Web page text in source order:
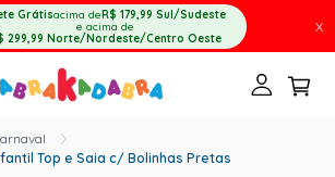
Grátisacima deR$ 179,99 Sul/Sudeste
e acima de
299,99 Norte/Nordeste/Centro Oeste
X
Top e Saia c/ Bolinhas Pretas